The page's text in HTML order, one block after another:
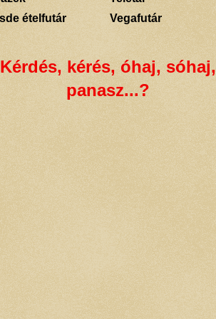
ételfutár
Vegafutár
Kérdés, kérés, óhaj, sóhaj,
panasz...?